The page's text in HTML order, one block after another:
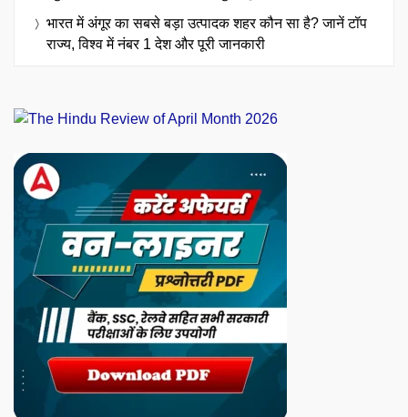
भारत में अंगूर का सबसे बड़ा उत्पादक शहर कौन सा है? जानें टॉप
राज्य, विश्व में नंबर 1 देश और पूरी जानकारी